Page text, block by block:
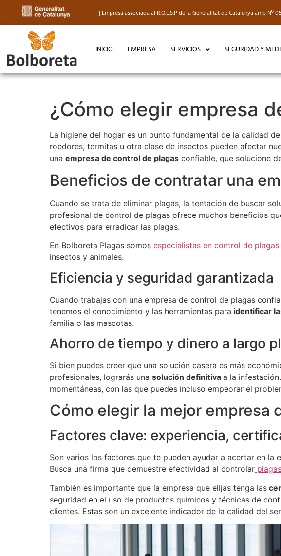
| Empresa associada al R.O.E.S.P de la Generalitat de Catalunya amb Nº
INICIO EMPRESA SERVICIOS SEGURIDAD Y
¿Cómo elegir empresa
La higiene del hogar es un punto fundamental de la calidad
roedores, termitas u otra clase de insectos pueden afectar
una empresa de control de plagas confiable, que solucione
Beneficios de contratar una
Cuando se trata de eliminar plagas, la tentación de buscar
profesional de control de plagas ofrece muchos beneficios
efectivos para erradicar las plagas.
En Bolboreta Plagas somos especialistas en control de plagas
insectos y animales.
Eficiencia y seguridad garantizada
Cuando trabajas con una empresa de control de plagas
tenemos el conocimiento y las herramientas para identificar
familia o las mascotas.
Ahorro de tiempo y dinero a largo
Si bien puedes creer que una solución casera es más
profesionales, lograrás una solución definitiva a la
momentáneas, con las que puedes incluso empeorar el
Cómo elegir la mejor empresa
Factores clave: experiencia,
Son varios los factores que te pueden ayudar a acertar en
Busca una firma que demuestre efectividad al controlar
También es importante que la empresa que elijas tenga las
seguridad en el uso de productos químicos y técnicas de
clientes. Estas son un excelente indicador de la calidad del